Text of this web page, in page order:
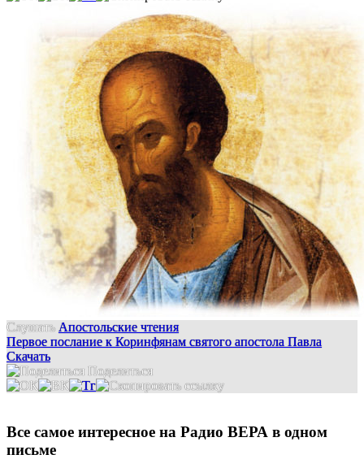
Слушать Апостольские чтения
Первое послание к Коринфянам святого апостола Павла
Скачать
Поделиться
Все самое интересное на Радио ВЕРА в одном
письме